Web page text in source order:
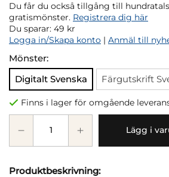
Du får du också tillgång till
gratismönster. Registrera dig här
Du sparar: 49 kr
Logga in/Skapa konto | Anmäl till
Mönster:
Digitalt Svenska
Färgutskrift
Finns i lager för omgående
Lägg i
Produktbeskrivning: